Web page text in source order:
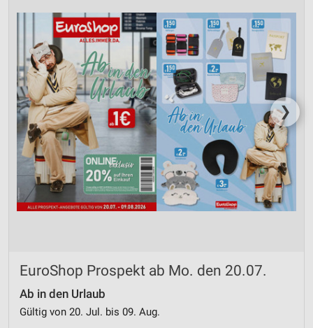
❯
EuroShop Prospekt ab Mo. den 20.07.
Ab in den Urlaub
Gültig von 20. Jul. bis 09. Aug.